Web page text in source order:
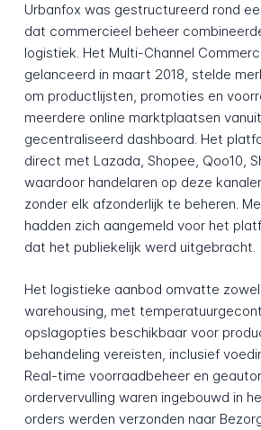
Urbanfox was gestructureerd rond
dat commercieel beheer
logistiek. Het Multi-Channel
gelanceerd in maart 2018, stelde
om productlijsten, promoties en
meerdere online marktplaatsen
gecentraliseerd dashboard. Het
direct met Lazada, Shopee, Qoo10,
waardoor handelaren op deze
zonder elk afzonderlijk te beheren.
hadden zich aangemeld voor het
dat het publiekelijk werd uitgebracht.
Het logistieke aanbod omvatte zowel
warehousing, met
opslagopties beschikbaar voor
behandeling vereisten, inclusief
Real-time voorraadbeheer en
ordervervulling waren ingebouwd in
orders werden verzonden naar